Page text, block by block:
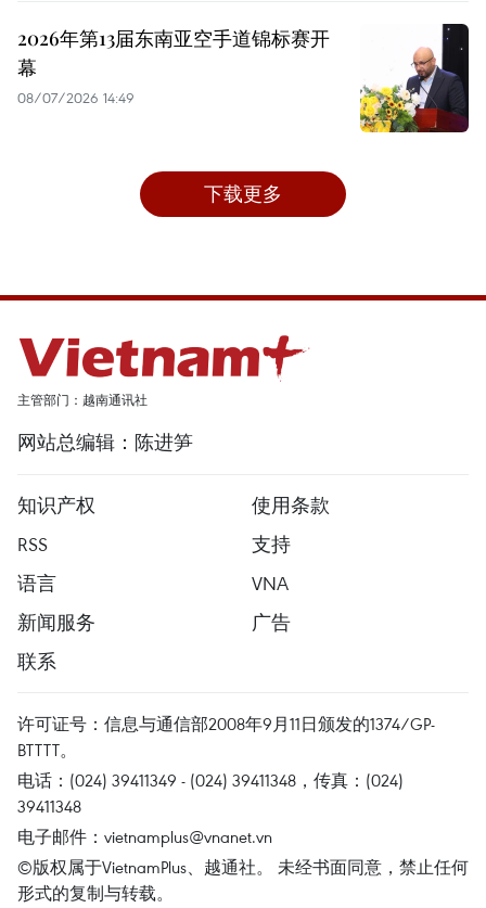
2026年第13届东南亚空手道锦标赛开
幕
08/07/2026 14:49
下载更多
主管部门：越南通讯社
网站总编辑：陈进笋
知识产权
使用条款
RSS
支持
语言
VNA
新闻服务
广告
联系
许可证号：信息与通信部2008年9月11日颁发的1374/GP-
BTTTT。
电话：(024) 39411349 - (024) 39411348，传真：(024)
39411348
电子邮件： vietnamplus@vnanet.vn
©版权属于VietnamPlus、越通社。 未经书面同意，禁止任何
形式的复制与转载。